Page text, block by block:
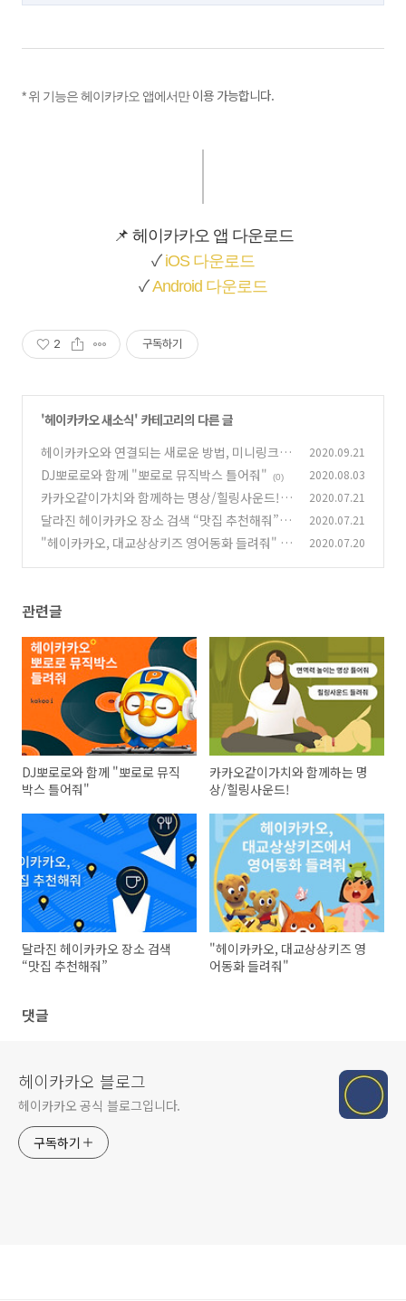
* 위 기능은 헤이카카오 앱에서만이용 가능합니다.
📌 헤이카카오 앱 다운로드
✓ iOS 다운로드
✓Android 다운로드
2 구독하기
'헤이카카오 새소식' 카테고리의 다른 글
헤이카카오와 연결되는 새로운 방법, 미니링크 M
ini Link 전격 공개
(0)
2020.09.21
DJ뽀로로와 함께 "뽀로로 뮤직박스 틀어줘" (0) 2020.08.03
카카오같이가치와 함께하는 명상/힐링사운드!
(0)
2020.07.21
달라진 헤이카카오 장소 검색 “맛집 추천해줘”
(0)
2020.07.21
"헤이카카오, 대교상상키즈 영어동화 들려줘" 2020.07.20
관련글
DJ뽀로로와 함께 "뽀로로 뮤직
박스 틀어줘"
카카오같이가치와 함께하는 명
상/힐링사운드!
달라진 헤이카카오 장소 검색
“맛집 추천해줘”
"헤이카카오, 대교상상키즈 영
어동화 들려줘"
댓글
헤이카카오 블로그
헤이카카오 공식 블로그입니다.
구독하기